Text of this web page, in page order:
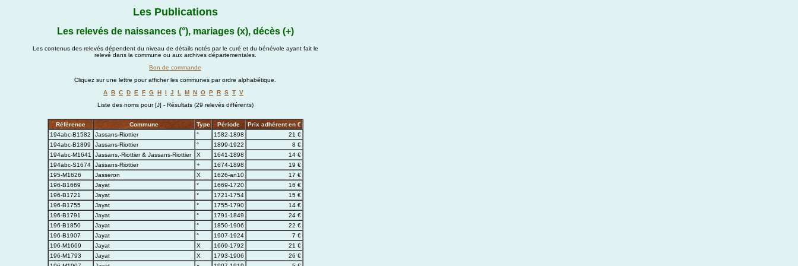
Les Publications
Les relevés de naissances (°), mariages (x), décès (+)
Les contenus des relevés dépendent du niveau de détails notés par le curé et du bénévole ayant fait le
relevé dans la commune ou aux archives départementales.
Bon de commande
Cliquez sur une lettre pour afficher les communes par ordre alphabétique.
A B C D E F G H I J L M N O P R S T V
Liste des noms pour [J] - Résultats (29 relevés différents)
Référence Commune Type Période
Prix adhérent en €
194abc-B1582
Jassans-Riottier ° 1582-1898
21 €
194abc-B1899
Jassans-Riottier ° 1899-1922
8 €
194abc-M1641
Jassans,-Riottier & Jassans-Riottier X 1641-1898
14 €
194abc-S1674
Jassans-Riottier + 1674-1898
19 €
195-M1626
Jasseron X 1626-an10
17 €
196-B1669
Jayat ° 1669-1720
16 €
196-B1721
Jayat ° 1721-1754
15 €
196-B1755
Jayat ° 1755-1790
14 €
196-B1791
Jayat ° 1791-1849
24 €
196-B1850
Jayat ° 1850-1906
22 €
196-B1907
Jayat ° 1907-1924
7 €
196-M1669
Jayat X 1669-1792
21 €
196-M1793
Jayat X 1793-1906
26 €